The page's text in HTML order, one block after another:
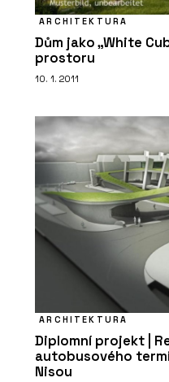
ARCHITEKTURA
Dům jako „White
prostoru
10. 1. 2011
ARCHITEKTURA
Diplomní projekt |
autobusového
Nisou